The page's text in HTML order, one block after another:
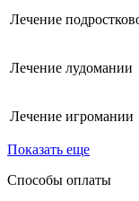
Лечение
Лечение лудомании
Лечение игромании
Показать еще
Способы оплаты